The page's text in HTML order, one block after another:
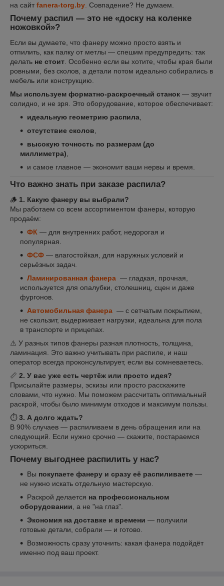
на сайт fanera-torg.by Совпадение? Не думаем.
Почему распил — это не «доску на коленке
ножовкой»?
Если вы думаете, что фанеру можно просто взять и
отпилить, как палку от метлы — спешим предупредить: так
делать не стоит . Особенно если вы хотите, чтобы края были
ровными, без сколов, а детали потом идеально собирались в
мебель или конструкцию.
Мы используем форматно-раскроечный станок — звучит
солидно, и не зря. Это оборудование, которое обеспечивает:
идеальную геометрию распила
отсутствие сколов
высокую точность по размерам (до
миллиметра)
и самое главное — экономит ваши нервы и время.
Что важно знать при заказе распила?
🪵 1. Какую фанеру вы выбрали?
Мы работаем со всем ассортиментом фанеры, которую
продаём:
ФК — для внутренних работ, недорогая и
популярная.
ФСФ — влагостойкая, для наружных условий и
серьёзных задач.
Ламинированная фанера — гладкая, прочная,
используется для опалубки, столешниц, сцен и даже
фургонов.
Автомобильная фанера — с сетчатым покрытием,
не скользит, выдерживает нагрузки, идеальна для пола
в транспорте и прицепах.
⚠️ У разных типов фанеры разная плотность, толщина,
ламинация. Это важно учитывать при распиле, и наш
оператор всегда проконсультирует, если вы сомневаетесь.
📏 2. У вас уже есть чертёж или просто идея?
Присылайте размеры, эскизы или просто расскажите
словами, что нужно. Мы поможем рассчитать оптимальный
раскрой, чтобы было минимум отходов и максимум пользы.
⏱️3. А долго ждать?
В 90% случаев — распиливаем в день обращения или на
следующий. Если нужно срочно — скажите, постараемся
ускориться.
Почему выгоднее распилить у нас?
Вы покупаете фанеру и сразу её распиливаете —
не нужно искать отдельную мастерскую.
Раскрой делается на профессиональном
оборудовании, а не "на глаз".
Экономия на доставке и времени — получили
готовые детали, собрали — и готово.
Возможность сразу уточнить: какая фанера подойдёт
именно под ваш проект.